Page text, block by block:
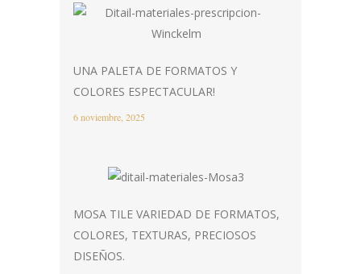
UNA PALETA DE FORMATOS Y
COLORES ESPECTACULAR!
6 noviembre, 2025
MOSA TILE VARIEDAD DE FORMATOS,
COLORES, TEXTURAS, PRECIOSOS
DISEÑOS.